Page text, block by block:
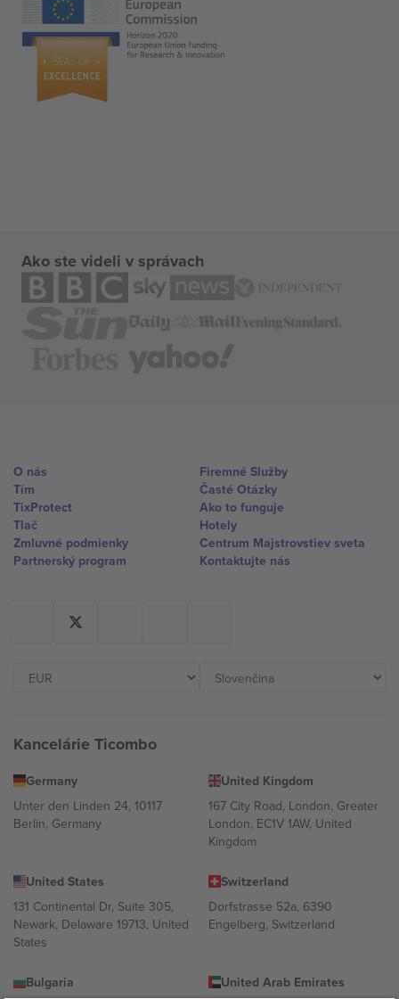
Ako ste videli v správach
O nás
Tím
TixProtect
Tlač
Zmluvné podmienky
Partnerský program
Firemné Služby
Časté Otázky
Ako to funguje
Hotely
Centrum Majstrovstiev sveta
Kontaktujte nás
Kancelárie Ticombo
Germany
Unter den Linden 24, 10117
Berlin, Germany
United Kingdom
167 City Road, London, Greater
London, EC1V 1AW, United
Kingdom
United States
131 Continental Dr, Suite 305,
Newark, Delaware 19713, United
States
Switzerland
Dorfstrasse 52a, 6390
Engelberg, Switzerland
Bulgaria
United Arab Emirates